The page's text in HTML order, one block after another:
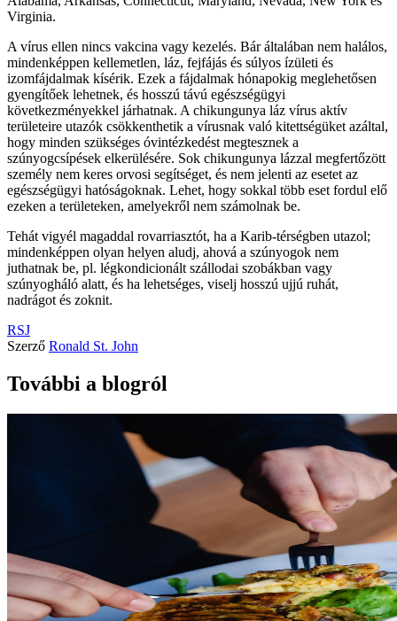
Virginia.
A vírus ellen nincs vakcina vagy kezelés. Bár általában nem halálos,
mindenképpen kellemetlen, láz, fejfájás és súlyos ízületi és
izomfájdalmak kísérik. Ezek a fájdalmak hónapokig meglehetősen
gyengítőek lehetnek, és hosszú távú egészségügyi
következményekkel járhatnak. A chikungunya láz vírus aktív
területeire utazók csökkenthetik a vírusnak való kitettségüket azáltal,
hogy minden szükséges óvintézkedést megtesznek a
szúnyogcsípések elkerülésére. Sok chikungunya lázzal megfertőzött
személy nem keres orvosi segítséget, és nem jelenti az esetet az
egészségügyi hatóságoknak. Lehet, hogy sokkal több eset fordul elő
ezeken a területeken, amelyekről nem számolnak be.
Tehát vigyél magaddal rovarriasztót, ha a Karib-térségben utazol;
mindenképpen olyan helyen aludj, ahová a szúnyogok nem
juthatnak be, pl. légkondicionált szállodai szobákban vagy
szúnyogháló alatt, és ha lehetséges, viselj hosszú ujjú ruhát,
nadrágot és zoknit.
RSJ
Szerző Ronald St. John
További a blogról